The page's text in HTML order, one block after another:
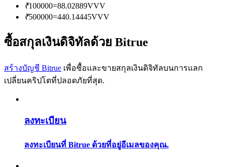
แนะนำ
₹100000=88.02889VVV
₹500000=440.14445VVV
ซื้อสกุลเงินดิจิทัลด้วย Bitrue
สร้างบัญชี Bitrue เพื่อซื้อและขายสกุลเงินดิจิทัลบนการแลก
เปลี่ยนคริปโตที่ปลอดภัยที่สุด.
ลงทะเบียน
ลงทะเบียนที่ Bitrue ด้วยที่อยู่อีเมลของคุณ.